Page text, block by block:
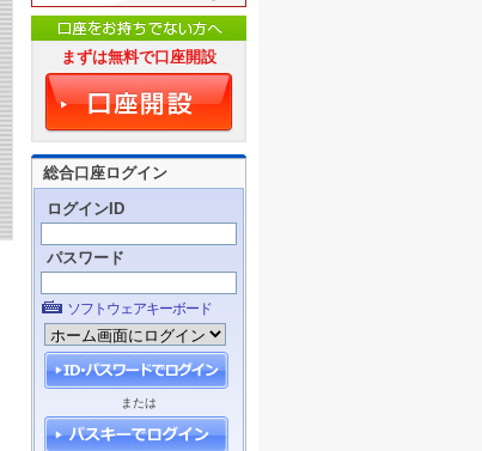
まずは無料で口座開設
総合口座ログイン
ログインID
パスワード
ソフトウェアキーボード
または